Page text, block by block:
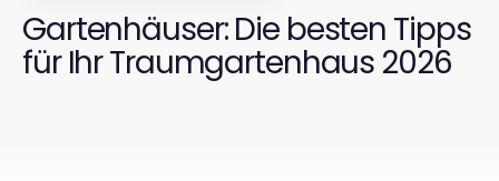
Gartenhäuser: Die besten Tipps
für Ihr Traumgartenhaus 2026